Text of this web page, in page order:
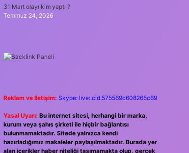
31 Mart olayı kim yaptı ?
Temmuz 24, 2026
Reklam ve İletişim: Skype: live:.cid.575569c608265c69
Yasal Uyarı: Bu internet sitesi, herhangi bir marka,
kurum veya şahıs şirketi ile hiçbir bağlantısı
bulunmamaktadır. Sitede yalnızca kendi
hazırladığımız makaleler paylaşılmaktadır. Burada yer
alan içerikler haber niteliği taşımamakta olup, gerçek